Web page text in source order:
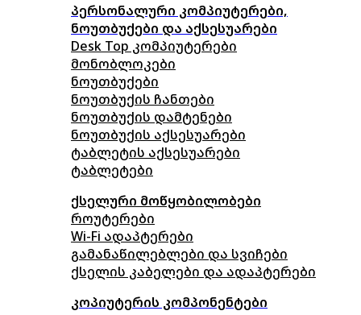
პერსონალური კომპიუტერები,
ნოუთბუქები და აქსესუარები
Desk Top კომპიუტერები
მონობლოკები
ნოუთბუქები
ნოუთბუქის ჩანთები
ნოუთბუქის დამტენები
ნოუთბუქის აქსესუარები
ტაბლეტის აქსესუარები
ტაბლეტები
ქსელური მოწყობილობები
როუტერები
Wi-Fi ადაპტერები
გამანაწილებლები და სვიჩები
ქსელის კაბელები და ადაპტერები
კოპიუტერის კომპონენტები